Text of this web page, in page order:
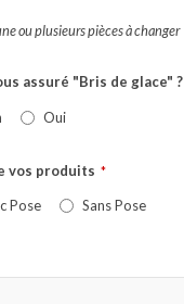
ou plusieurs pièces à changer
assuré "Bris de glace" ?
Oui
vos produits *
Pose Sans Pose